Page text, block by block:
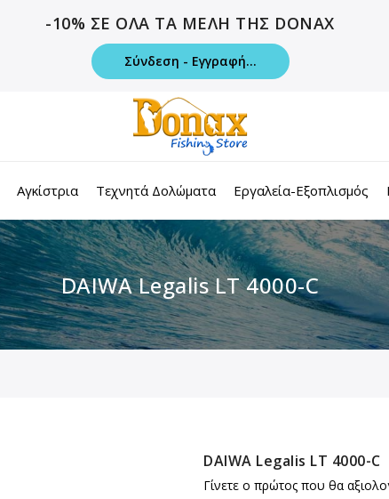
-10% ΣΕ ΟΛΑ ΤΑ ΜΕΛΗ ΤΗΣ DONAX
Σύνδεση - Εγγραφή...
Αγκίστρια Τεχνητά Δολώματα Εργαλεία-Εξοπλισμός
DAIWA Legalis LT 4000-C
DAIWA Legalis LT 4000-C
Γίνετε ο πρώτος που θα